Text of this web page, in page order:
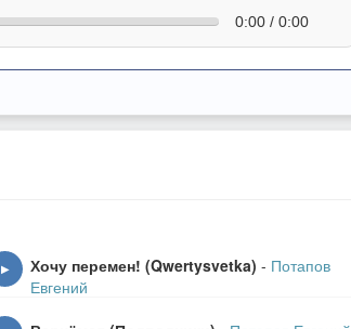
0:00 / 0:00
▶ Хочу перемен! (Qwertysvetka) - Потапов
Евгений